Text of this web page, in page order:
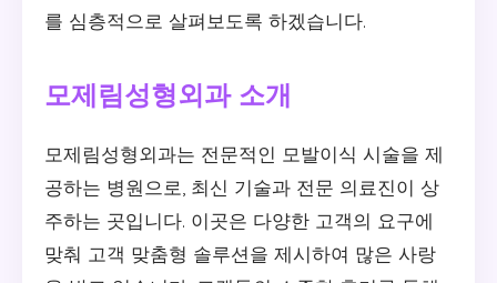
를 심층적으로 살펴보도록 하겠습니다.
모제림성형외과 소개
모제림성형외과는 전문적인 모발이식 시술을 제
공하는 병원으로, 최신 기술과 전문 의료진이 상
주하는 곳입니다. 이곳은 다양한 고객의 요구에
맞춰 고객 맞춤형 솔루션을 제시하여 많은 사랑